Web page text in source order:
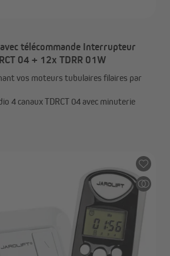
télécommande Interrupteur
04 + 12x TDRR 01W
vos moteurs tubulaires filaires par
4 canaux TDRCT 04 avec minuterie